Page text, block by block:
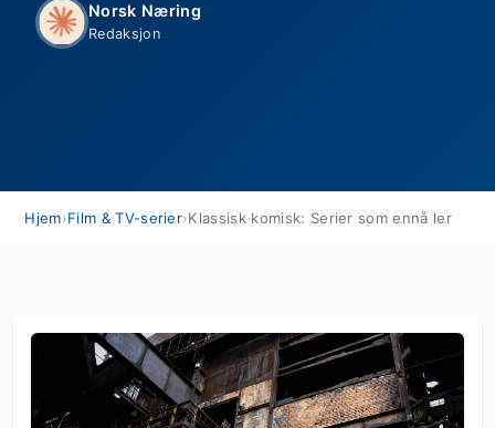
Norsk Næring
Redaksjon
Hjem›Film & TV-serier›Klassisk komisk: Serier som ennå ler